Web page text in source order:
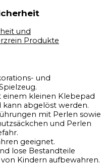
und
Produkte
und
einem kleinen Klebepad
abgelöst werden.
mit Perlen sowie
und Perlen
geeignet.
lose Bestandteile
Kindern aufbewahren.